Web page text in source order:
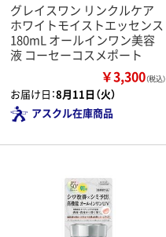
グレイスワン リンクルケア
ホワイトモイストエッセンス
180mL オールインワン美容
液 コーセーコスメポート
￥3,300（税込）
お届け日：8月11日（火）
アスクル在庫商品